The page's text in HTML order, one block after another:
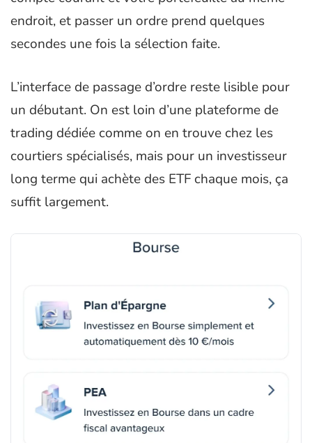
endroit, et passer un ordre prend quelques
secondes une fois la sélection faite.
L’interface de passage d’ordre reste lisible pour
un débutant. On est loin d’une plateforme de
trading dédiée comme on en trouve chez les
courtiers spécialisés, mais pour un investisseur
long terme qui achète des ETF chaque mois, ça
suffit largement.